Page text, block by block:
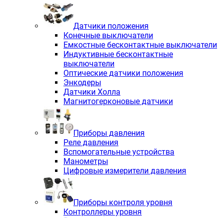
Датчики положения
Конечные выключатели
Емкостные бесконтактные выключатели
Индуктивные бесконтактные
выключатели
Оптические датчики положения
Энкодеры
Датчики Холла
Магнитогерконовые датчики
Приборы давления
Реле давления
Вспомогательные устройства
Манометры
Цифровые измерители давления
Приборы контроля уровня
Контроллеры уровня